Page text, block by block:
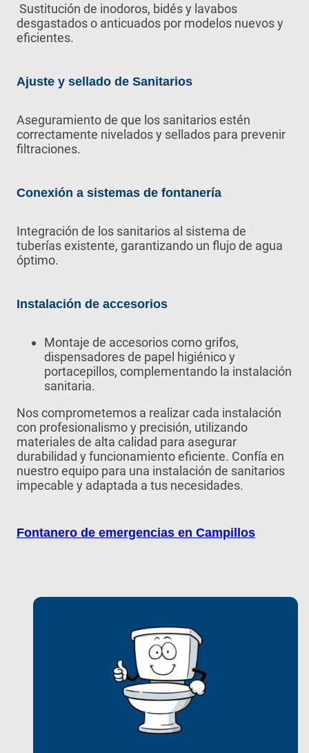
Sustitución de inodoros, bidés y lavabos
desgastados o anticuados por modelos nuevos y
eficientes.
Ajuste y sellado de Sanitarios
Aseguramiento de que los sanitarios estén
correctamente nivelados y sellados para prevenir
filtraciones.
Conexión a sistemas de fontanería
Integración de los sanitarios al sistema de
tuberías existente, garantizando un flujo de agua
óptimo.
Instalación de accesorios
Montaje de accesorios como grifos,
dispensadores de papel higiénico y
portacepillos, complementando la instalación
sanitaria.
Nos comprometemos a realizar cada instalación
con profesionalismo y precisión, utilizando
materiales de alta calidad para asegurar
durabilidad y funcionamiento eficiente. Confía en
nuestro equipo para una instalación de sanitarios
impecable y adaptada a tus necesidades.
Fontanero de emergencias en Campillos